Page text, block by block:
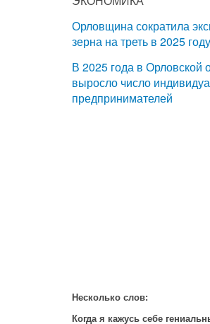
Орловщина сократила
зерна на треть в 2025 году
В 2025 года в Орловской
выросло число
предпринимателей
Несколько слов:
Когда я кажусь себе